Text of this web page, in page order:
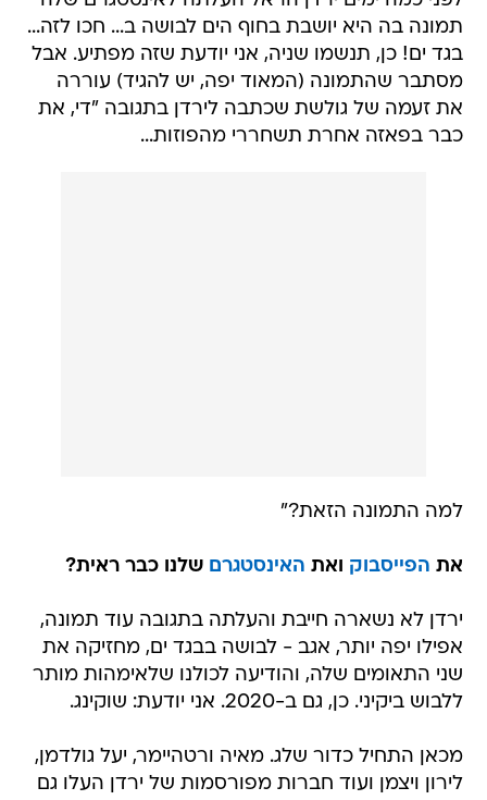
תמונה בה היא יושבת בחוף הים לבושה ב... חכו לזה...
בגד ים! כן, תנשמו שניה, אני יודעת שזה מפתיע. אבל
מסתבר שהתמונה (המאוד יפה, יש להגיד) עוררה
את זעמה של גולשת שכתבה לירדן בתגובה "די, את
כבר בפאזה אחרת תשחררי מהפוזות...
למה התמונה הזאת?"
את הפייסבוק ואת האינסטגרם שלנו כבר ראית?
ירדן לא נשארה חייבת והעלתה בתגובה עוד תמונה,
אפילו יפה יותר, אגב - לבושה בבגד ים, מחזיקה את
שני התאומים שלה, והודיעה לכולנו שלאימהות מותר
ללבוש ביקיני. כן, גם ב-2020. אני יודעת: שוקינג.
מכאן התחיל כדור שלג. מאיה ורטהיימר, יעל גולדמן,
לירון ויצמן ועוד חברות מפורסמות של ירדן העלו גם